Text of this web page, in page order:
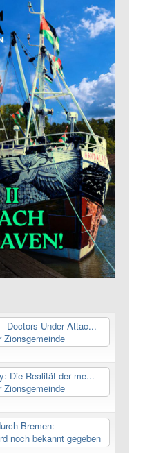
Doctors Under Attac...
Zionsgemeinde
Die Realität der me...
Zionsgemeinde
Bremen:
noch bekannt gegeben